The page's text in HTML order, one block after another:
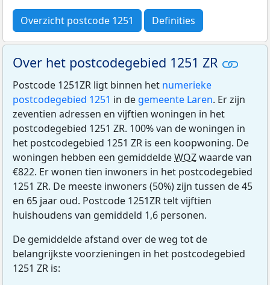
Overzicht postcode 1251 Definities
Over het postcodegebied 1251 ZR
Postcode 1251ZR ligt binnen het numerieke
postcodegebied 1251 in de gemeente Laren. Er zijn
zeventien adressen en vijftien woningen in het
postcodegebied 1251 ZR. 100% van de woningen in
het postcodegebied 1251 ZR is een koopwoning. De
woningen hebben een gemiddeldeWOZwaarde van
€822. Er wonen tien inwoners in het postcodegebied
1251 ZR. De meeste inwoners (50%) zijn tussen de 45
en 65 jaar oud. Postcode 1251ZR telt vijftien
huishoudens van gemiddeld 1,6 personen.
De gemiddelde afstand over de weg tot de
belangrijkste voorzieningen in het postcodegebied
1251 ZR is: